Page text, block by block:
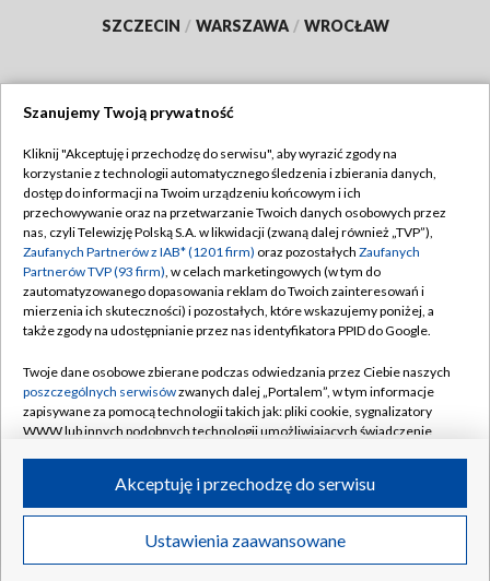
SZCZECIN / WARSZAWA / WROCŁAW
TVP
Abonament TVP
Emisja w TVP
Centrum informacji TVP
Naziemna Telewizja Cyfrowa
Rada Programowa
System NOS
Informacje o nadawcy
Program dla prasy
Ogłoszenie przetargowe
Regulamin TVP
Polityka prywatności
Moje zgody
Pomoc
Kontakt
Kanały
©2026 Telewizja Polska S.A. w likwidacji
Szanujemy Twoją prywatność
Kliknij "Akceptuję i przechodzę do serwisu", aby wyrazić zgody na
korzystanie z technologii automatycznego śledzenia i zbierania danych,
dostęp do informacji na Twoim urządzeniu końcowym i ich
przechowywanie oraz na przetwarzanie Twoich danych osobowych przez
nas, czyli Telewizję Polską S.A. w likwidacji (zwaną dalej również „TVP”),
Zaufanych Partnerów z IAB* (1201 firm) oraz pozostałych Zaufanych
Partnerów TVP (93 firm), w celach marketingowych (w tym do
zautomatyzowanego dopasowania reklam do Twoich zainteresowań i
mierzenia ich skuteczności) i pozostałych, które wskazujemy poniżej, a
także zgody na udostępnianie przez nas identyfikatora PPID do Google.
Twoje dane osobowe zbierane podczas odwiedzania przez Ciebie naszych
poszczególnych serwisówzwanych dalej „Portalem”, w tym informacje
zapisywane za pomocą technologii takich jak: pliki cookie, sygnalizatory
WWW lub innych podobnych technologii umożliwiających świadczenie
ruchu w Internecie.
Twoje dane osobowe zbierane podczas odwiedzania przez Ciebie
poszczególnych serwisówna Portalu, takie jak adresy IP, identyfikatory
Ustawienia zaawansowane
Akceptuję i przechodzę do serwisu